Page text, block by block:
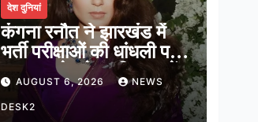
देश दुनियां
कंगना रनौत ने झारखंड में
भर्ती परीक्षाओं की धांधली पर
कहा, हमारे ‘जेन-जी’ सच में
हर तरह की तकलीफ झेल रहे
हैं
AUGUST 6, 2026 NEWS
DESK2